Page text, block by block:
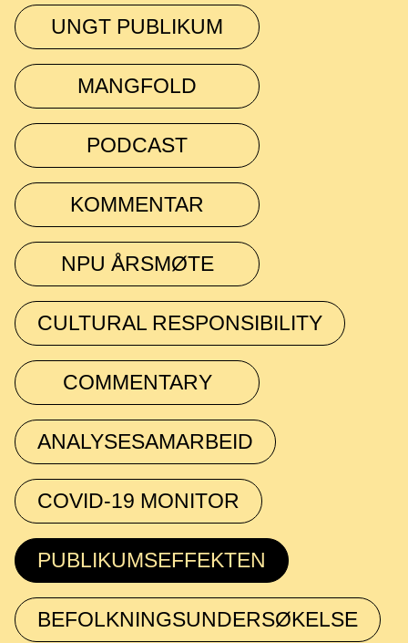
UNGT PUBLIKUM
MANGFOLD
PODCAST
KOMMENTAR
NPU ÅRSMØTE
CULTURAL RESPONSIBILITY
COMMENTARY
ANALYSESAMARBEID
COVID-19 MONITOR
PUBLIKUMSEFFEKTEN
BEFOLKNINGSUNDERSØKELSE